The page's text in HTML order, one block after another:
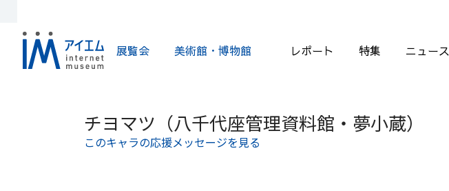
展覧会 美術館・博物館 レポート 特集 ニュース
チヨマツ（八千代座管理資料館・夢小蔵）
このキャラの応援メッセージを見る